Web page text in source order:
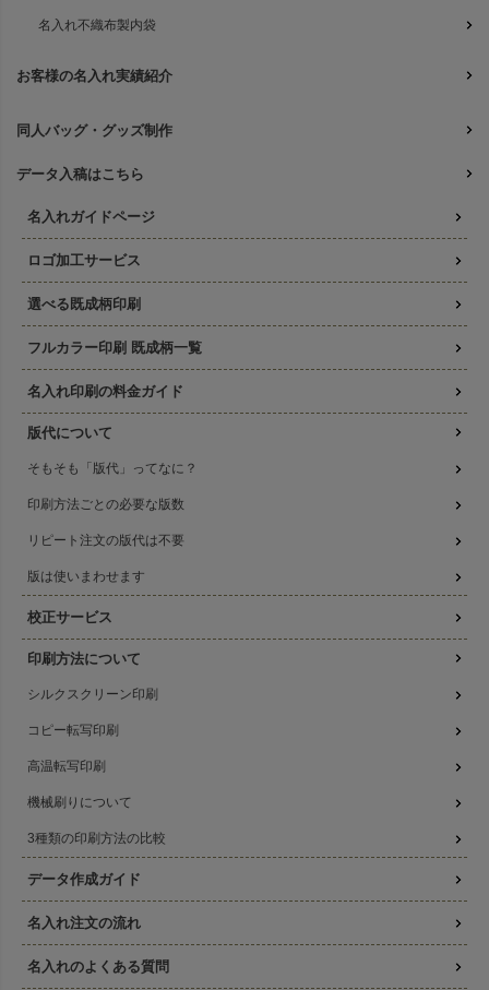
名入れ不織布製内袋
お客様の名入れ実績紹介
同人バッグ・グッズ制作
データ入稿はこちら
名入れガイドページ
ロゴ加工サービス
選べる既成柄印刷
フルカラー印刷 既成柄一覧
名入れ印刷の料金ガイド
版代について
そもそも「版代」ってなに？
印刷方法ごとの必要な版数
リピート注文の版代は不要
版は使いまわせます
校正サービス
印刷方法について
シルクスクリーン印刷
コピー転写印刷
高温転写印刷
機械刷りについて
3種類の印刷方法の比較
データ作成ガイド
名入れ注文の流れ
名入れのよくある質問